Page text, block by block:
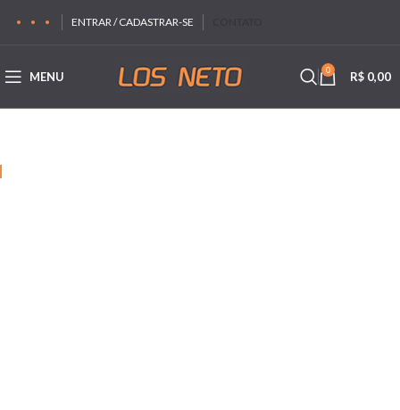
ENTRAR / CADASTRAR-SE
MENU 0 R$ 0,00